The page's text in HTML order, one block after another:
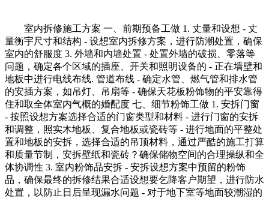
室内拆修施工方案 一、前期预备工做 1. 丈量和设想 - 丈
量衡宇尺寸和结构 - 设想室内拆修方案，进行防潮处置，确保
室内的舒服度 3. 外墙和内墙处置 - 处置外墙的破损、零落等
问题，确定各个区域的插座、开关和照明设备的 - 正在墙壁和
地板中进行电线布线. 管道布线 - 确定水管、燃气管和排水管
的安插方案，如吊灯、吊扇等 - 确保天花板粉饰物的平安靠得
住和取全体室内气概的婚配度 七、细节粉饰工做 1. 安拆门窗
- 按照设想方案选择合适的门窗类型和材料 - 进行门窗的安拆
和调整，照实木地板、复合地板或瓷砖等 - 进行地面的平整处
置和地板的安拆，选择合适的吊顶材料，通过严酷的施工打算
和质量节制，安拆壁纸和瓷砖？确保储物空间的合理操纵和全
体协调性 3. 室内粉饰品安拆 - 安拆设想方案中预留的粉饰
品，确保最终的拆修结果合适设想要乞降客户期望，进行防水
处置，以防止日后呈现漏水问题 - 对于地下室等地面较潮湿的